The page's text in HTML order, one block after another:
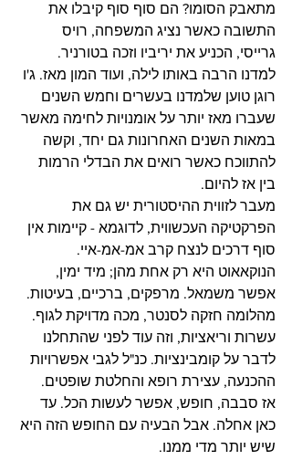
מתאבק הסומו? הם סוף סוף קיבלו את
התשובה כאשר נציג המשפחה, רויס
גרייסי, הכניע את יריביו וזכה בטורניר.
למדנו הרבה באותו לילה, ועוד המון מאז. ג'ו
רוגן טוען שלמדנו בעשרים וחמש השנים
שעברו מאז יותר על אומנויות לחימה מאשר
במאות השנים האחרונות גם יחד, וקשה
להתווכח כאשר רואים את הבדלי הרמות
בין אז להיום.
מעבר לזווית ההיסטורית יש גם את
הפרקטיקה העכשווית, לדוגמא - קיימות אין
סוף דרכים לנצח קרב אמ-אמ-איי.
הנוקאאוט היא רק אחת מהן; מיד ימין,
אפשר משמאל. מרפקים, ברכיים, בעיטות.
מהלומה חזקה לסנטר, מכה מדויקת לגוף.
עשרות וריאציות, וזה עוד לפני שהתחלנו
לדבר על קומבינציות. כנ"ל לגבי אפשרויות
ההכנעה, עצירת רופא והחלטת שופטים.
אז סבבה, חופש, אפשר לעשות הכל. עד
כאן אחלה. אבל הבעיה עם החופש הזה היא
שיש יותר מדי ממנו.